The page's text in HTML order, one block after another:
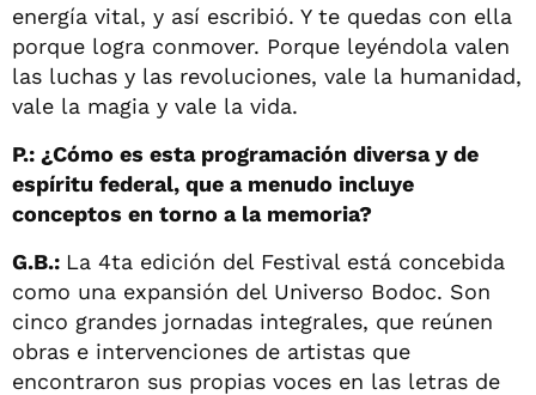
energía vital, y así escribió. Y te quedas con ella
porque logra conmover. Porque leyéndola valen
las luchas y las revoluciones, vale la humanidad,
vale la magia y vale la vida.
P.: ¿Cómo es esta programación diversa y de
espíritu federal, que a menudo incluye
conceptos en torno a la memoria?
G.B.: La 4ta edición del Festival está concebida
como una expansión del Universo Bodoc. Son
cinco grandes jornadas integrales, que reúnen
obras e intervenciones de artistas que
encontraron sus propias voces en las letras de